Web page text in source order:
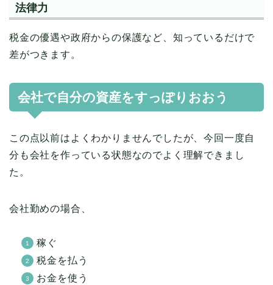
法律力
税金の優遇や政府からの保護など、知っているだけで
差がつきます。
会社で自分の資産をすっぽりおおう
この点以前はよくわかりませんでしたが、今回一度自
分も会社を作っている状態なのでよく理解できまし
た。
会社勤めの場合、
稼ぐ
税金を払う
お金を使う